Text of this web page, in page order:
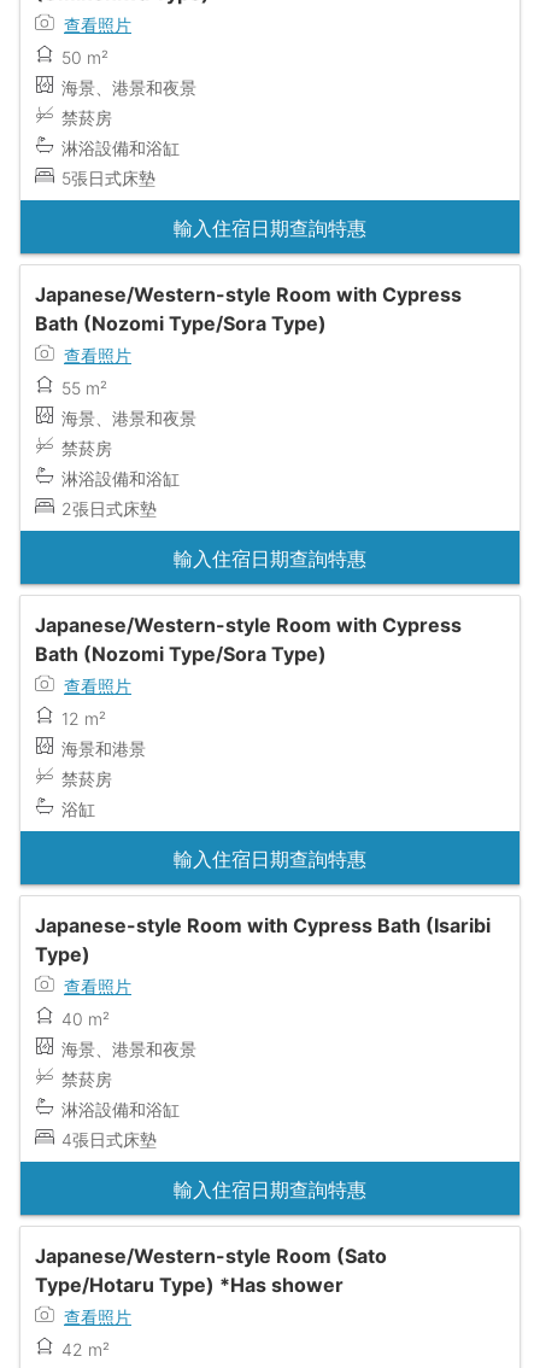
查看照片
50 m²
海景、港景和夜景
禁菸房
淋浴設備和浴缸
5張日式床墊
輸入住宿日期查詢特惠
Japanese/Western-style Room with Cypress
Bath (Nozomi Type/Sora Type)
查看照片
55 m²
海景、港景和夜景
禁菸房
淋浴設備和浴缸
2張日式床墊
輸入住宿日期查詢特惠
Japanese/Western-style Room with Cypress
Bath (Nozomi Type/Sora Type)
查看照片
12 m²
海景和港景
禁菸房
浴缸
輸入住宿日期查詢特惠
Japanese-style Room with Cypress Bath (Isaribi
Type)
查看照片
40 m²
海景、港景和夜景
禁菸房
淋浴設備和浴缸
4張日式床墊
輸入住宿日期查詢特惠
Japanese/Western-style Room (Sato
Type/Hotaru Type) *Has shower
查看照片
42 m²